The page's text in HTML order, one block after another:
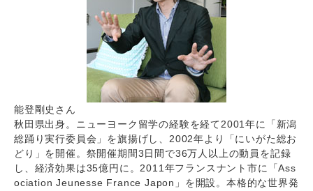
能登剛史さん
秋田県出身。ニューヨーク留学の経験を経て2001年に「新潟
総踊り実行委員会」を旗揚げし、2002年より「にいがた総お
どり」を開催。祭開催期間3日間で36万人以上の動員を記録
し、経済効果は35億円に。2011年フランスナント市に「Ass
ociation Jeunesse France Japon」を開設。本格的な世界発